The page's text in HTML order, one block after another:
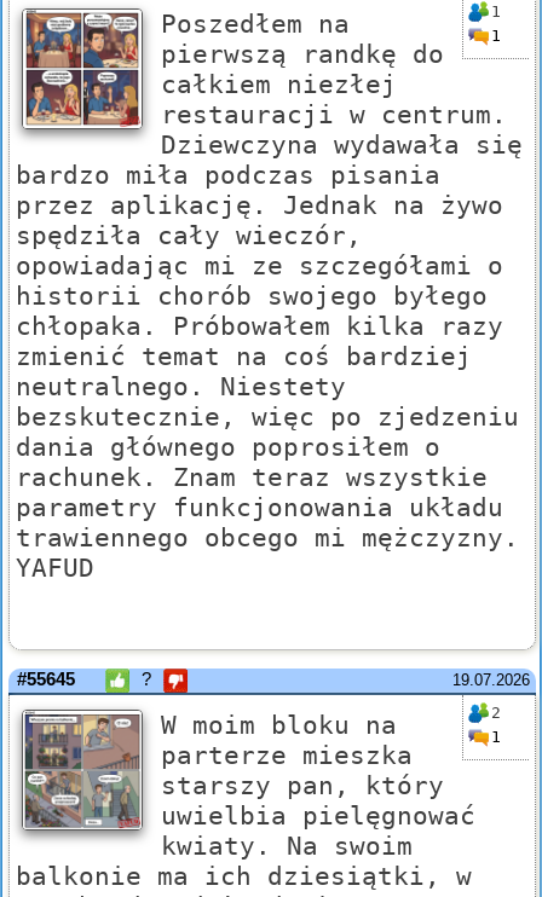
1
1
Poszedłem na
pierwszą randkę do
całkiem niezłej
restauracji w centrum.
Dziewczyna wydawała się
bardzo miła podczas pisania
przez aplikację. Jednak na żywo
spędziła cały wieczór,
opowiadając mi ze szczegółami o
historii chorób swojego byłego
chłopaka. Próbowałem kilka razy
zmienić temat na coś bardziej
neutralnego. Niestety
bezskutecznie, więc po zjedzeniu
dania głównego poprosiłem o
rachunek. Znam teraz wszystkie
parametry funkcjonowania układu
trawiennego obcego mi mężczyzny.
YAFUD
19.07.2026
#55645 ?
2
1
W moim bloku na
parterze mieszka
starszy pan, który
uwielbia pielęgnować
kwiaty. Na swoim
balkonie ma ich dziesiątki, w